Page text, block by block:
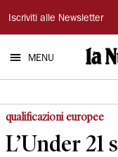
La
Nuova
Ferrara
Iscriviti alle Newsletter
MENU
qualificazioni europee
L’Under 21